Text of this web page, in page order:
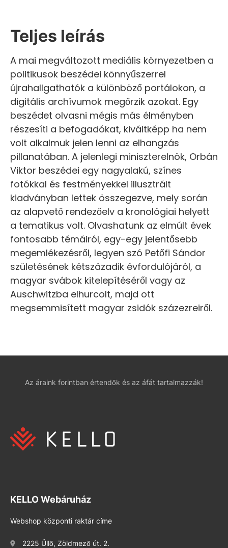
Teljes leírás
A mai megváltozott mediális környezetben a
politikusok beszédei könnyűszerrel
újrahallgathatók a különböző portálokon, a
digitális archívumok megőrzik azokat. Egy
beszédet olvasni mégis más élményben
részesíti a befogadókat, kiváltképp ha nem
volt alkalmuk jelen lenni az elhangzás
pillanatában. A jelenlegi miniszterelnök, Orbán
Viktor beszédei egy nagyalakú, színes
fotókkal és festményekkel illusztrált
kiadványban lettek összegezve, mely során
az alapvető rendezőelv a kronológiai helyett
a tematikus volt. Olvashatunk az elmúlt évek
fontosabb témáiról, egy-egy jelentősebb
megemlékezésről, legyen szó Petőfi Sándor
születésének kétszázadik évfordulójáról, a
magyar svábok kitelepítéséről vagy az
Auschwitzba elhurcolt, majd ott
megsemmisített magyar zsidók százezreiről.
Az áraink forintban értendők és az áfát tartalmazzák!
KELLO Webáruház
Webshop központi raktár címe
2225 Üllő, Zöldmező út. 2.